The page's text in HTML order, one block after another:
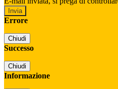
Errore
Chiudi
Successo
Chiudi
Informazione